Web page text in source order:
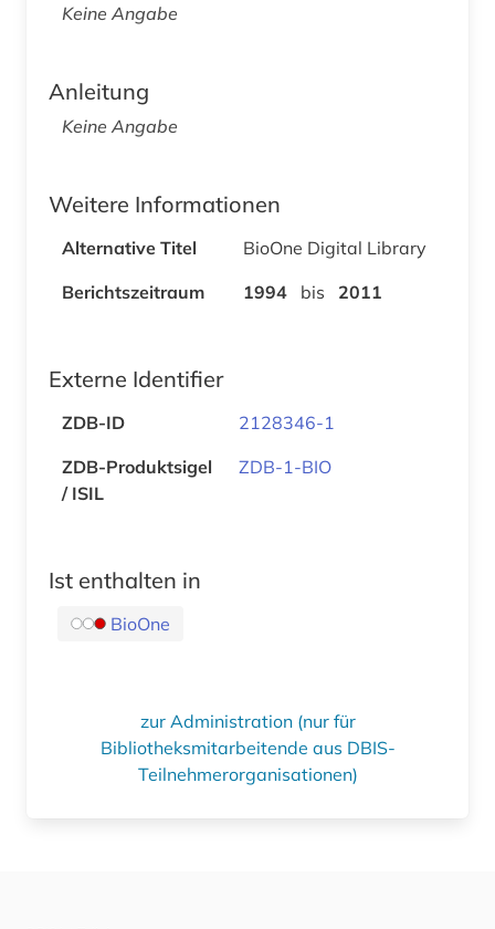
Keine Angabe
Anleitung
Keine Angabe
Weitere Informationen
Alternative Titel
BioOne Digital Library
Berichtszeitraum
1994 bis 2011
Externe Identifier
ZDB-ID
2128346-1
ZDB-Produktsigel
/ ISIL
ZDB-1-BIO
Ist enthalten in
BioOne
zur Administration (nur für
Bibliotheksmitarbeitende aus DBIS-
Teilnehmerorganisationen)